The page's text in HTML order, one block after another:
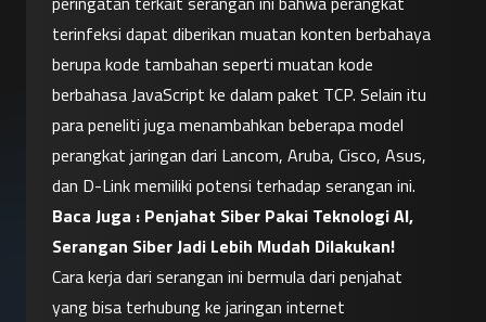
terinfeksi dapat diberikan muatan konten berbahaya
berupa kode tambahan seperti muatan kode
berbahasa JavaScript ke dalam paket TCP. Selain itu
para peneliti juga menambahkan beberapa model
perangkat jaringan dari Lancom, Aruba, Cisco, Asus,
dan D-Link memiliki potensi terhadap serangan ini.
Baca Juga : Penjahat Siber Pakai Teknologi AI,
Serangan Siber Jadi Lebih Mudah Dilakukan!
Cara kerja dari serangan ini bermula dari penjahat
yang bisa terhubung ke jaringan internet